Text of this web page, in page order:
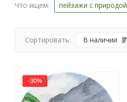
Что ищем: пейзажи с природой
Сортировать: В наличии
-30%